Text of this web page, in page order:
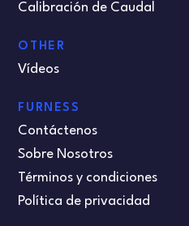
Calibración de Caudal
OTHER
Vídeos
FURNESS
Contáctenos
Sobre Nosotros
Términos y condiciones
Política de privacidad